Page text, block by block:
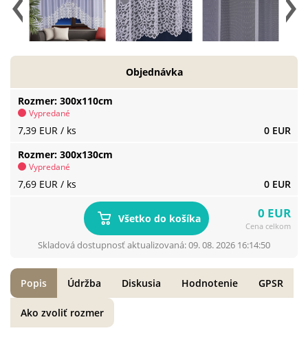
Rozmer 300x110cm
7,39 EUR / ks 0 EUR
Vypredané
Rozmer 300x130cm
7,69 EUR / ks 0 EUR
Vypredané
Objednávka
Všetko do košíka 0 EUR
Cena celkom
Skladová dostupnosť aktualizovaná: 09. 08. 2026 16:14:50
Popis Údržba Diskusia Hodnotenie GPSR
Ako zvoliť rozmer